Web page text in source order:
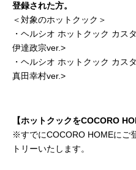
登録された方。
＜対象のホットクック＞
・ヘルシオ ホットクック カス
伊達政宗ver.>
・ヘルシオ ホットクック カス
真田幸村ver.>
【ホットクックをCOCORO
※すでにCOCORO HOMEにご
トリーいたします。